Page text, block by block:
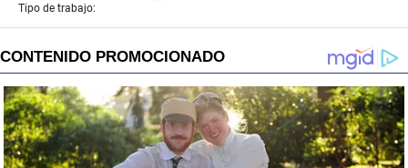
Tipo de trabajo: